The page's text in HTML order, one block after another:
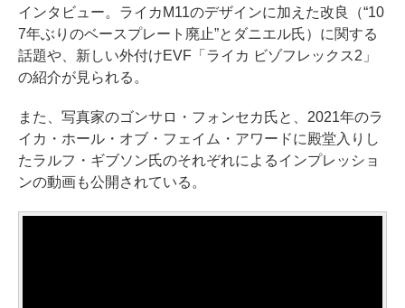
インタビュー。ライカM11のデザインに加えた改良（“10
7年ぶりのベースプレート廃止”とダニエル氏）に関する
話題や、新しい外付けEVF「ライカ ビゾフレックス2」
の紹介が見られる。
また、写真家のゴンサロ・フォンセカ氏と、2021年のラ
イカ・ホール・オブ・フェイム・アワードに殿堂入りし
たラルフ・ギブソン氏のそれぞれによるインプレッショ
ンの動画も公開されている。